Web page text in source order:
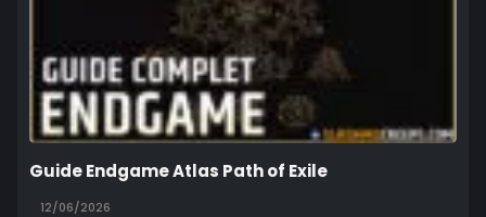
Guide Endgame Atlas Path of Exile
12/06/2026